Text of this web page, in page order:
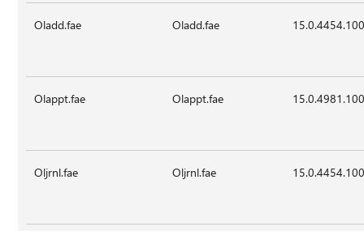
Oladd.fae Oladd.fae
Olappt.fae Olappt.fae
Oljrnl.fae Oljrnl.fae